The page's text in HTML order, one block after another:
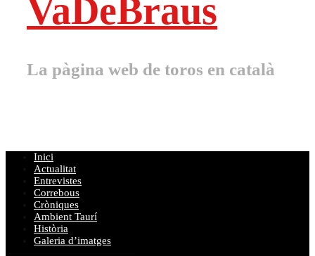
VaDeBraus
La pàgina web de toros en català
Inici
Actualitat
Entrevistes
Correbous
Cròniques
Ambient Taurí
Història
Galeria d’imatges